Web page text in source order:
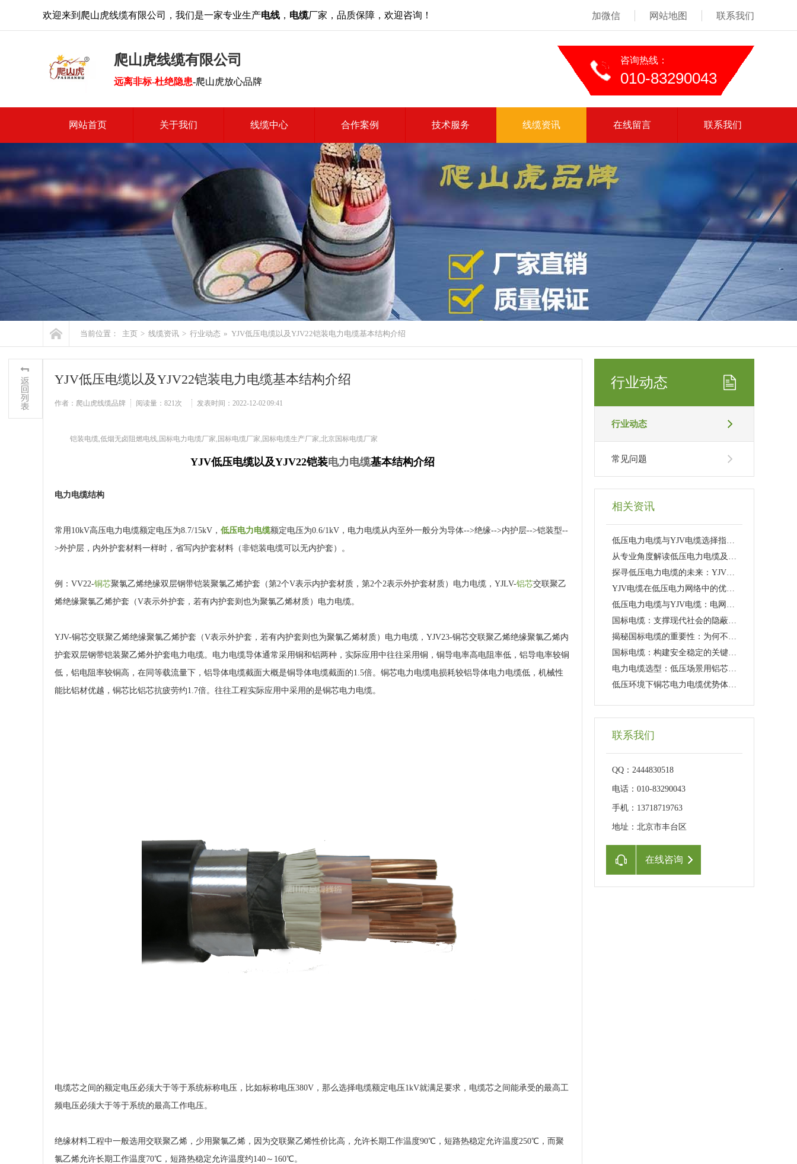
欢迎来到爬山虎线缆有限公司，我们是一家专业生产电线 ， 电缆厂家，品质保障，欢迎咨询！ 加微信 网站地图 联系我们
爬山虎线缆有限公司
远离非标-杜绝隐患-爬山虎放心品牌
咨询热线：
010-83290043
网站首页 关于我们 线缆中心 合作案例 技术服务 线缆资讯 在线留言 联系我们
当前位置： 主页 > 线缆资讯 > 行业动态 » YJV低压电缆以及YJV22铠装电力电缆基本结构介绍
YJV低压电缆以及YJV22铠装电力电缆基本结构介绍
作者：爬山虎线缆品牌 阅读量： 821次 发表时间：2022-12-02 09:41
铠装电缆,低烟无卤阻燃电线,国标电力电缆厂家,国标电缆厂家,国标电缆生产厂家,北京国标电缆厂家
YJV低压电缆以及YJV22铠装电力电缆基本结构介绍
电力电缆结构
常用10kV高压电力电缆额定电压为8.7/15kV， 低压电力电缆额定电压为0.6/1kV，电力电缆从内至外一般分为导体-->绝缘-->内护层-->铠装型--
>外护层，内外护套材料一样时，省写内护套材料（非铠装电缆可以无内护套）。
例：VV22-铜芯聚氯乙烯绝缘双层钢带铠装聚氯乙烯护套（第2个V表示内护套材质，第2个2表示外护套材质）电力电缆，YJLV-铝芯交联聚乙
烯绝缘聚氯乙烯护套（V表示外护套，若有内护套则也为聚氯乙烯材质）电力电缆。
YJV-铜芯交联聚乙烯绝缘聚氯乙烯护套（V表示外护套，若有内护套则也为聚氯乙烯材质）电力电缆，YJV23-铜芯交联聚乙烯绝缘聚氯乙烯内
护套双层钢带铠装聚乙烯外护套电力电缆。电力电缆导体通常采用铜和铝两种，实际应用中往往采用铜，铜导电率高电阻率低，铝导电率较铜
低，铝电阻率较铜高，在同等载流量下，铝导体电缆截面大概是铜导体电缆截面的1.5倍。铜芯电力电缆电损耗较铝导体电力电缆低，机械性
能比铝材优越，铜芯比铝芯抗疲劳约1.7倍。往往工程实际应用中采用的是铜芯电力电缆。
电缆芯之间的额定电压必须大于等于系统标称电压，比如标称电压380V，那么选择电缆额定电压1kV就满足要求，电缆芯之间能承受的最高工
频电压必须大于等于系统的最高工作电压。
绝缘材料工程中一般选用交联聚乙烯，少用聚氯乙烯，因为交联聚乙烯性价比高，允许长期工作温度90℃，短路热稳定允许温度250℃，而聚
氯乙烯允许长期工作温度70℃，短路热稳定允许温度约140～160℃。
行业动态
行业动态
常见问题
相关资讯
低压电力电缆与YJV电缆选择指南：工程应用与日常维护
从专业角度解读低压电力电缆及YJV电缆的性能特点
探寻低压电力电缆的未来：YJV电缆的新技术革新
YJV电缆在低压电力网络中的优势与挑战
低压电力电缆与YJV电缆：电网传输的幕后英雄
国标电缆：支撑现代社会的隐蔽力量
揭秘国标电缆的重要性：为何不可或缺?
国标电缆：构建安全稳定的关键要素
电力电缆选型：低压场景用铝芯还是铜芯更可靠
低压环境下铜芯电力电缆优势体现在哪些方面
联系我们
QQ：2444830518
电话：010-83290043
手机：13718719763
地址：北京市丰台区
在线咨询